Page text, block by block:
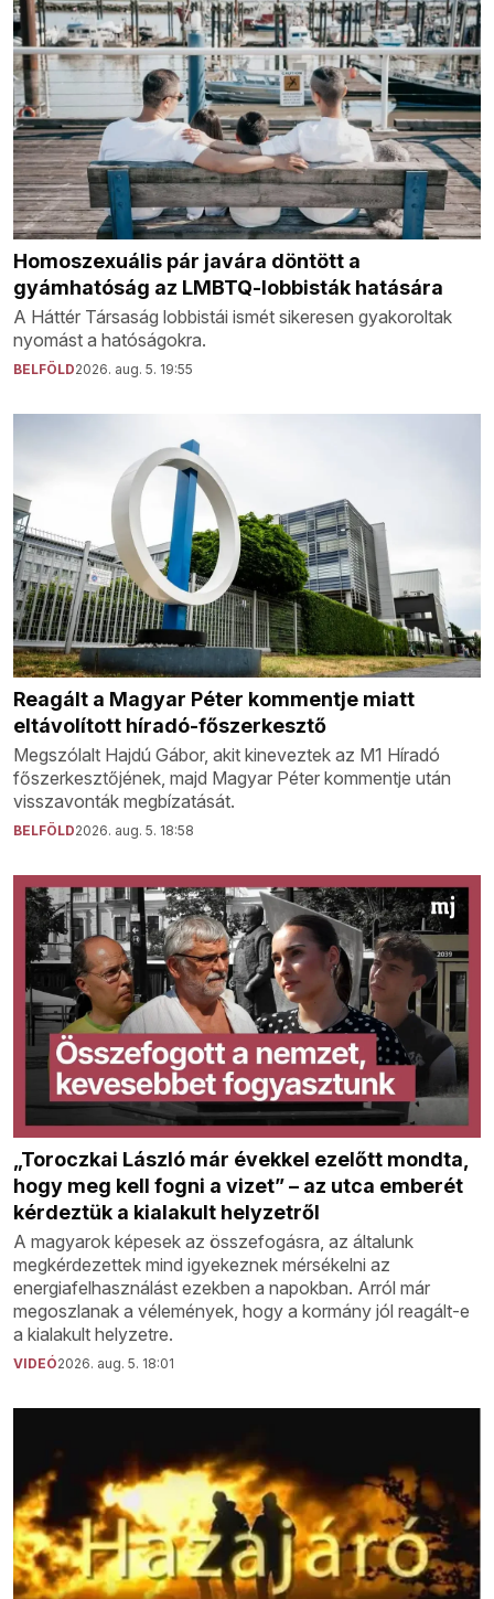
Homoszexuális pár javára döntött a
gyámhatóság az LMBTQ-lobbisták hatására
A Háttér Társaság lobbistái ismét sikeresen gyakoroltak
nyomást a hatóságokra.
BELFÖLD2026. aug. 5. 19:55
Reagált a Magyar Péter kommentje miatt
eltávolított híradó-főszerkesztő
Megszólalt Hajdú Gábor, akit kineveztek az M1 Híradó
főszerkesztőjének, majd Magyar Péter kommentje után
visszavonták megbízatását.
BELFÖLD2026. aug. 5. 18:58
„Toroczkai László már évekkel ezelőtt mondta,
hogy meg kell fogni a vizet” – az utca emberét
kérdeztük a kialakult helyzetről
A magyarok képesek az összefogásra, az általunk
megkérdezettek mind igyekeznek mérsékelni az
energiafelhasználást ezekben a napokban. Arról már
megoszlanak a vélemények, hogy a kormány jól reagált-e
a kialakult helyzetre.
VIDEÓ2026. aug. 5. 18:01